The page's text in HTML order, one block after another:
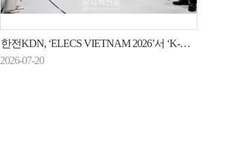
한전KDN, ‘ELECS VIETNAM 2026’서 ‘K-에너지ICT’ 인기
2026-07-20